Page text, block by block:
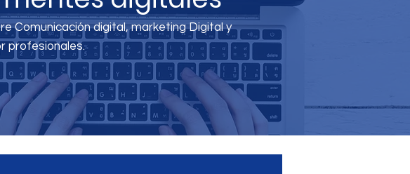
Comunicación digital, marketing Digital y
profesionales.